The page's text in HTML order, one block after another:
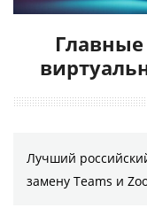
Лучший
замену Teams и